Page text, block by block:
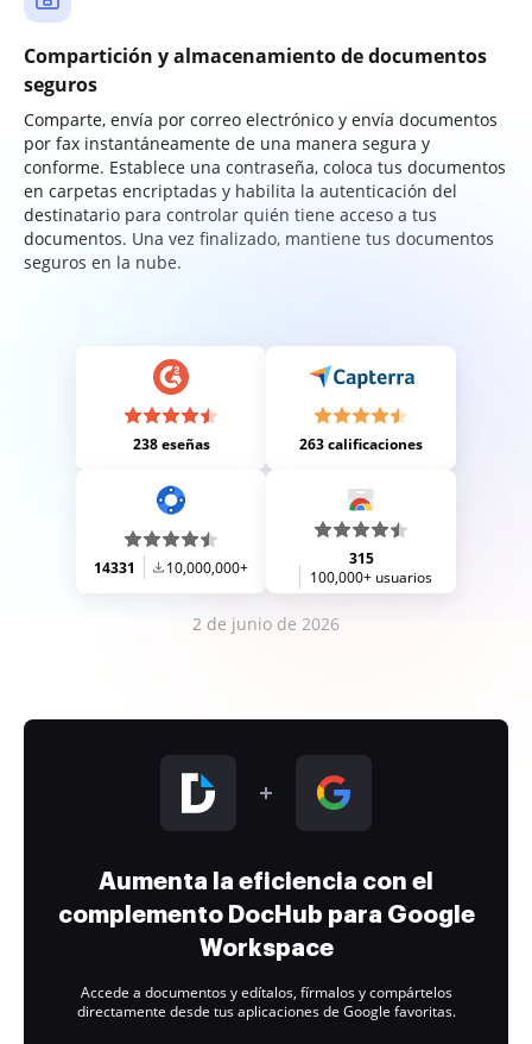
Compartición y almacenamiento de documentos
seguros
Comparte, envía por correo electrónico y envía documentos
por fax instantáneamente de una manera segura y
conforme. Establece una contraseña, coloca tus documentos
en carpetas encriptadas y habilita la autenticación del
destinatario para controlar quién tiene acceso a tus
documentos. Una vez finalizado, mantiene tus documentos
seguros en la nube.
238 eseñas 263 calificaciones
14331 10,000,000+
315
100,000+ usuarios
2 de junio de 2026
Aumenta la eficiencia con el
complemento DocHub para Google
Workspace
Accede a documentos y edítalos, fírmalos y compártelos
directamente desde tus aplicaciones de Google favoritas.